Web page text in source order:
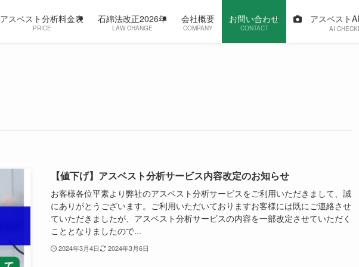
アスベスト分析料金表
PRICE
石綿法改正2026年
LAW CHANGE
会社概要
COMPANY
お問い合わせ
CONTACT
アスベスト
AI
【値下げ】アスベスト分析サービス内容改定のお知らせ
お客様各位平素より弊社のアスベスト分析サービスをご利用いただきまして、誠
にありがとうございます。ご利用いただいておりますお客様には既にご連絡させ
ていただきましたが、アスベスト分析サービスの内容を一部改定させていただく
こととなりましたので...
2024年3月4日 2024年3月6日